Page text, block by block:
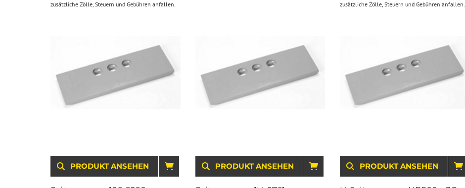
zusätzliche Zölle, Steuern und Gebühren anfallen.
zusätzliche Zölle, Steuern und Gebühren anfallen.
PRODUKT ANSEHEN IN DEN WARENKORB
PRODUKT ANSEHEN IN DEN WARENKORB
PRODUKT ANSEHEN